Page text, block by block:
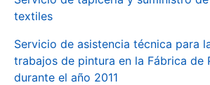
textiles
Servicio de asistencia técnica para
trabajos de pintura en la Fábrica de
durante el año 2011